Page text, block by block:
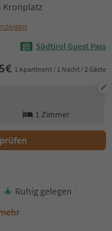
Kronplatz
Südtirol Guest Pass
€ 1 Apartment / 1 Nacht / 2 Gäste
1 Zimmer
Ruhig gelegen